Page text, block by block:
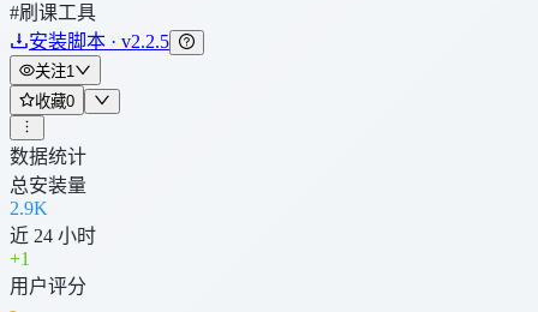
#刷课工具
安装脚本 · v2.2.5
关注1
收藏0
数据统计
总安装量
2.9K
近 24 小时
+1
用户评分